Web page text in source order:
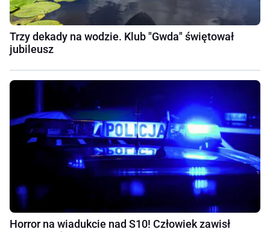
Trzy dekady na wodzie. Klub "Gwda" świętował
jubileusz
Horror na wiadukcie nad S10! Człowiek zawisł